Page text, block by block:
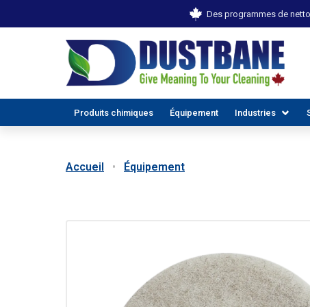
Des programmes de
Produits chimiques Équipement Industries
Accueil Équipement